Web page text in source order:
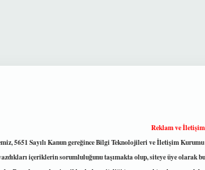
Reklam ve
5651 Sayılı Kanun gereğince Bilgi Teknolojileri ve İletişim
içeriklerin sorumluluğunu taşımakta olup, siteye üye olarak